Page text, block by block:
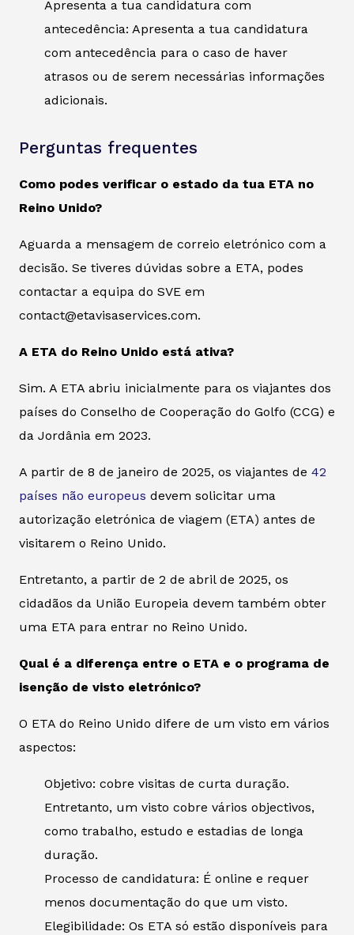
Apresenta a tua candidatura com
antecedência: Apresenta a tua candidatura
com antecedência para o caso de haver
atrasos ou de serem necessárias informações
adicionais.
Perguntas frequentes
Como podes verificar o estado da tua ETA no
Reino Unido?
Aguarda a mensagem de correio eletrónico com a
decisão. Se tiveres dúvidas sobre a ETA, podes
contactar a equipa do SVE em
contact@etavisaservices.com.
A ETA do Reino Unido está ativa?
Sim. A ETA abriu inicialmente para os viajantes dos
países do Conselho de Cooperação do Golfo (CCG) e
da Jordânia em 2023.
A partir de 8 de janeiro de 2025, os viajantes de 42
países não europeus devem solicitar uma
autorização eletrónica de viagem (ETA) antes de
visitarem o Reino Unido.
Entretanto, a partir de 2 de abril de 2025, os
cidadãos da União Europeia devem também obter
uma ETA para entrar no Reino Unido.
Qual é a diferença entre o ETA e o programa de
isenção de visto eletrónico?
O ETA do Reino Unido difere de um visto em vários
aspectos:
Objetivo: cobre visitas de curta duração.
Entretanto, um visto cobre vários objectivos,
como trabalho, estudo e estadias de longa
duração.
Processo de candidatura: É online e requer
menos documentação do que um visto.
Elegibilidade: Os ETA só estão disponíveis para